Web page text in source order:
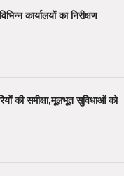
कार्यालयों का निरीक्षण
की समीक्षा,मूलभूत सुविधाओं को